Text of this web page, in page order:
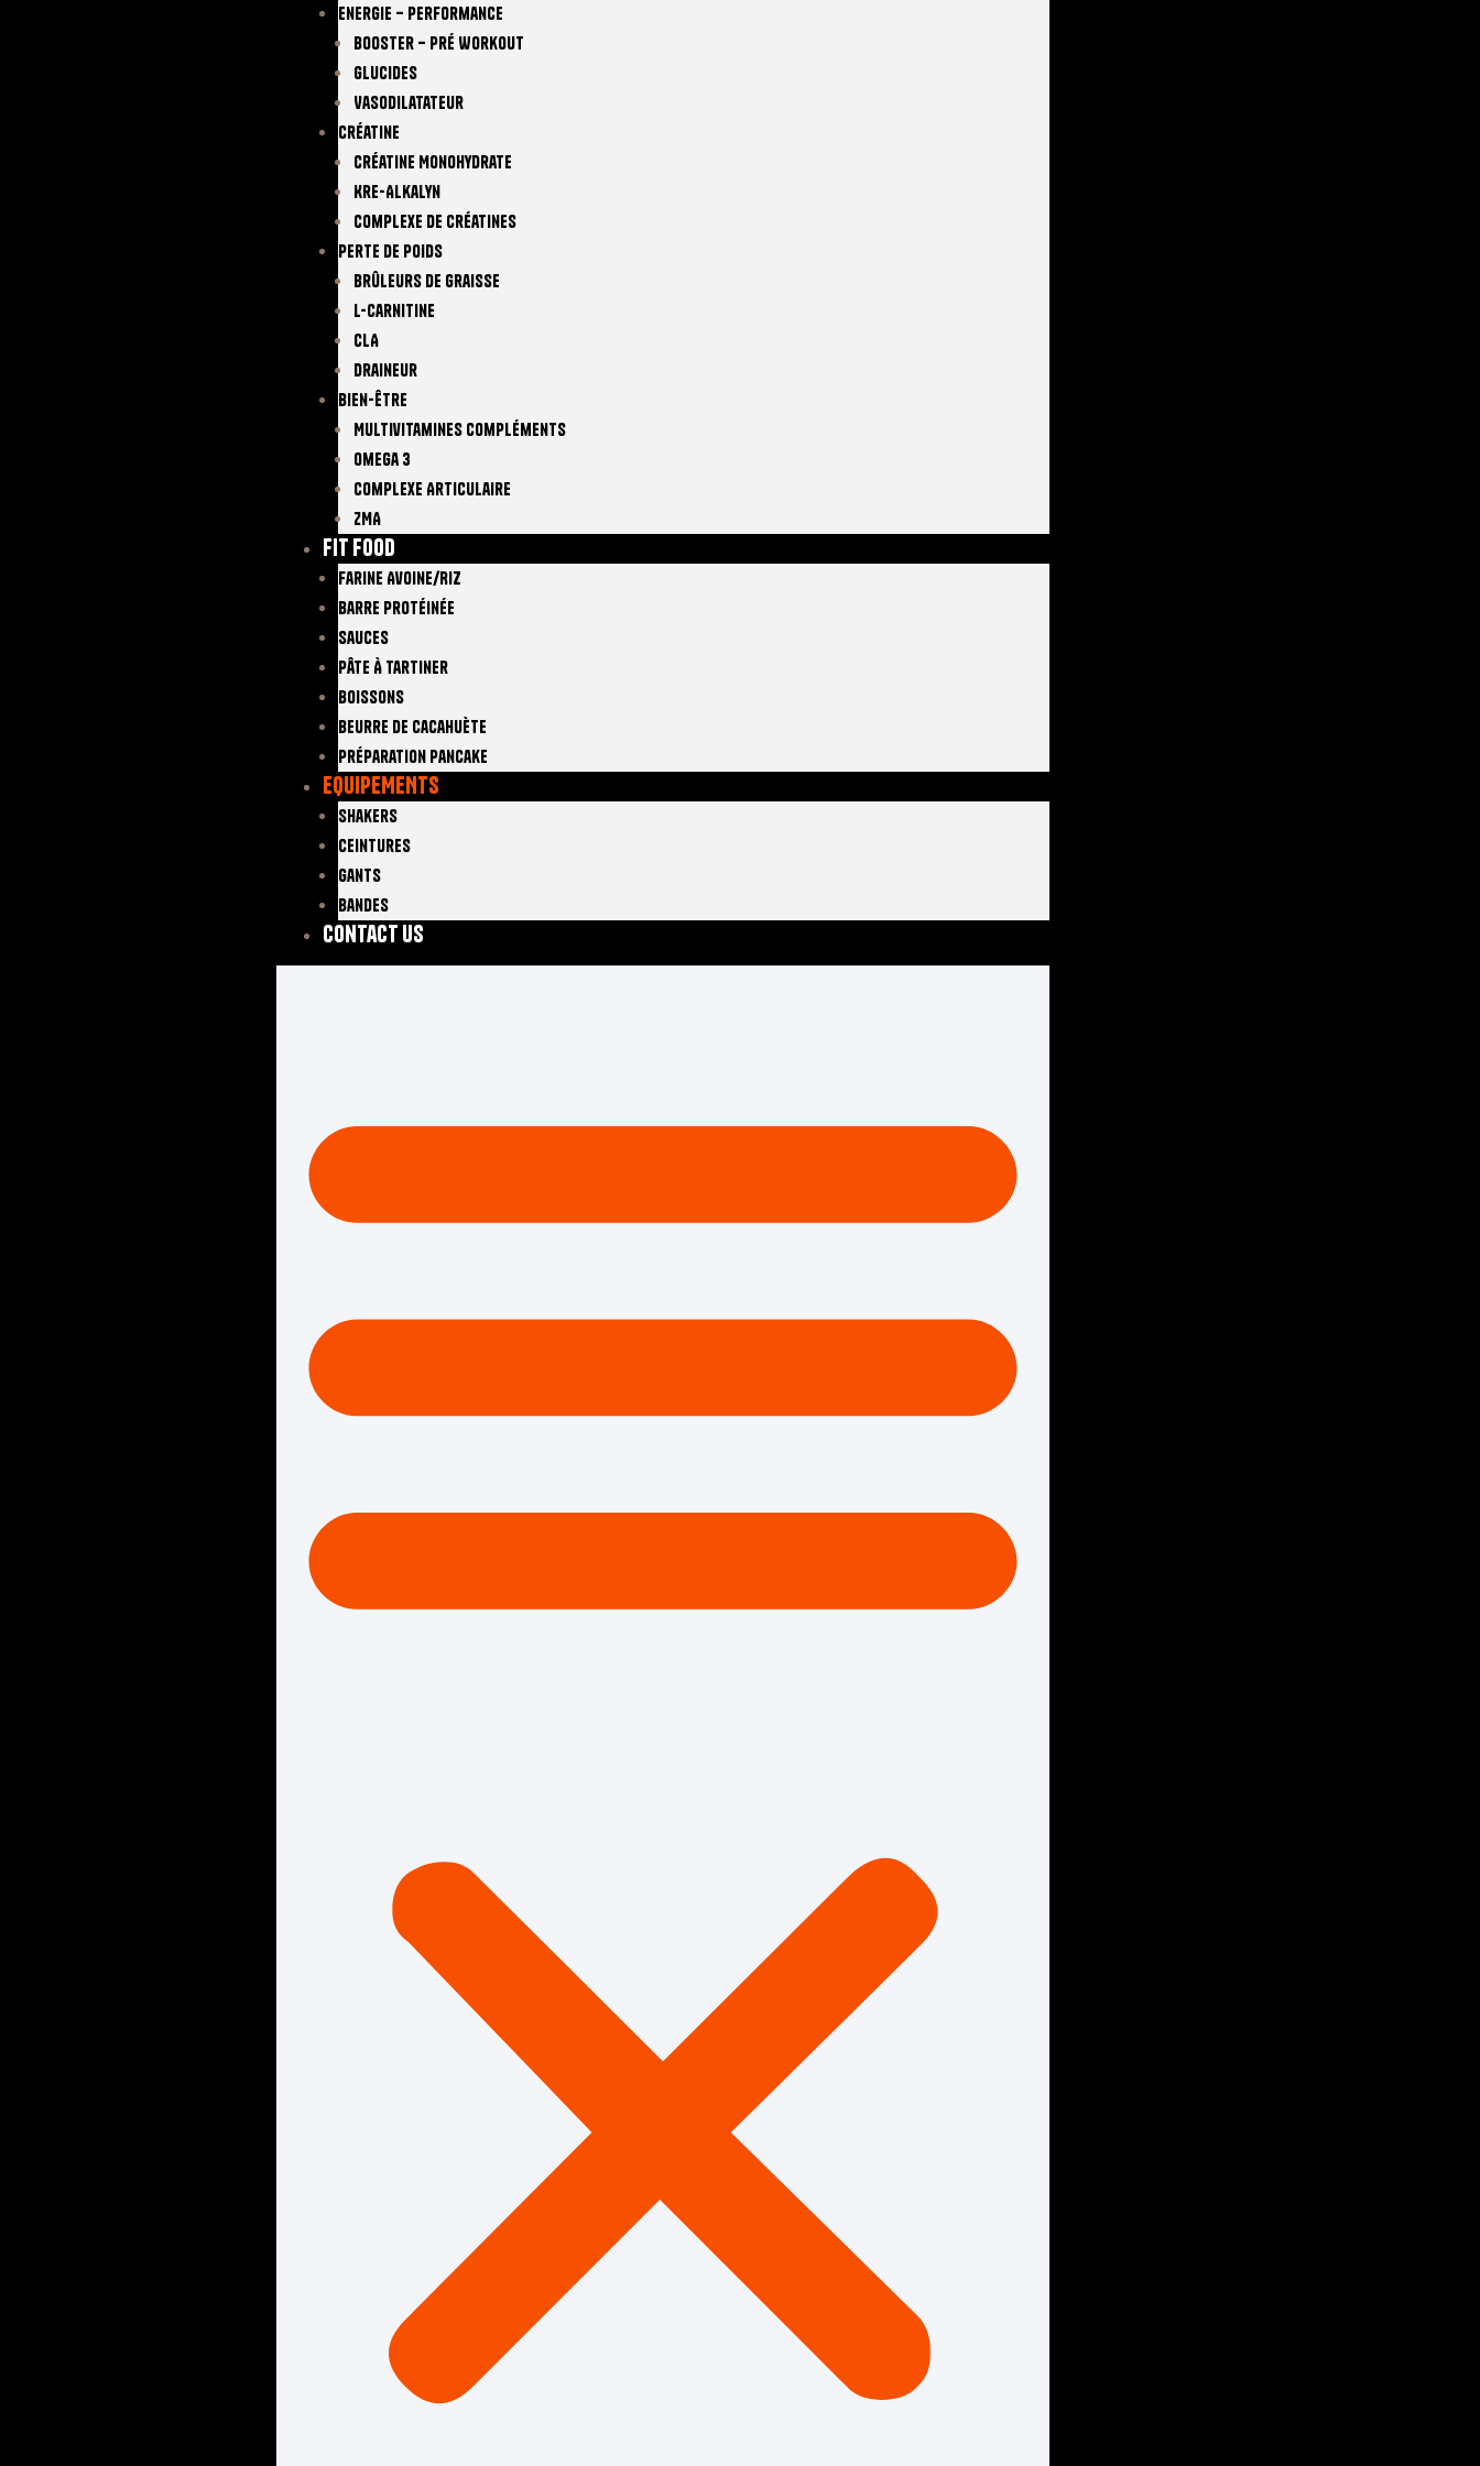
Energie – Performance
Booster – Pré Workout
Glucides
Vasodilatateur
Créatine
Créatine Monohydrate
Kre-Alkalyn
Complexe De Créatines
Perte De Poids
Brûleurs De Graisse
L-Carnitine
CLA
Draineur
Bien-Être
Multivitamines Compléments
Omega 3
Complexe Articulaire
ZMA
FIT FOOD
Farine Avoine/Riz
Barre Protéinée
Sauces
Pâte À Tartiner
Boissons
Beurre De Cacahuète
Préparation Pancake
EQUIPEMENTS
Shakers
Ceintures
Gants
Bandes
Contact Us